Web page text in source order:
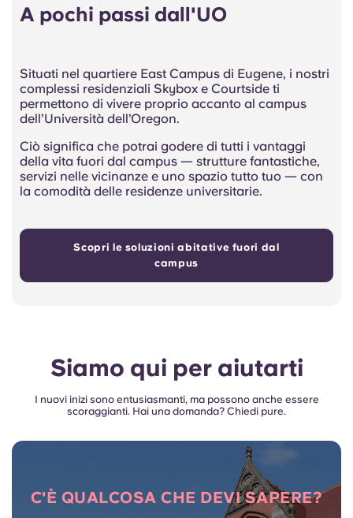
A pochi passi dall'UO
Situati nel quartiere East Campus di Eugene, i nostri
complessi residenziali Skybox e Courtside ti
permettono di vivere proprio accanto al campus
dell’Università dell’Oregon.
Ciò significa che potrai godere di tutti i vantaggi
della vita fuori dal campus — strutture fantastiche,
servizi nelle vicinanze e uno spazio tutto tuo — con
la comodità delle residenze universitarie.
Scopri le soluzioni abitative fuori dal
campus
Siamo qui per aiutarti
I nuovi inizi sono entusiasmanti, ma possono anche essere
scoraggianti. Hai una domanda? Chiedi pure.
C'È QUALCOSA CHE DEVI SAPERE?